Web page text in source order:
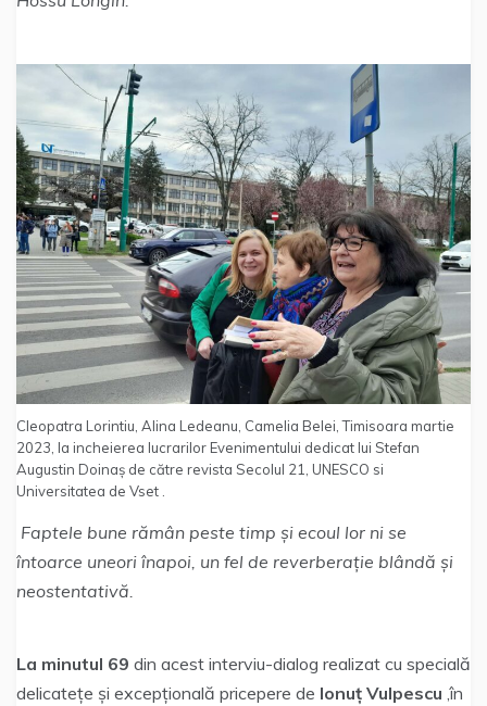
Cleopatra Lorintiu, Alina Ledeanu, Camelia Belei, Timisoara martie
2023, la incheierea lucrarilor Evenimentului dedicat lui Stefan
Augustin Doinaș de către revista Secolul 21, UNESCO si
Universitatea de Vset .
Faptele bune rămân peste timp și ecoul lor ni se
întoarce uneori înapoi, un fel de reverberație blândă și
neostentativă.
La minutul 69 din acest interviu-dialog realizat cu specială
delicatețe și excepțională pricepere de Ionuț Vulpescu ,în